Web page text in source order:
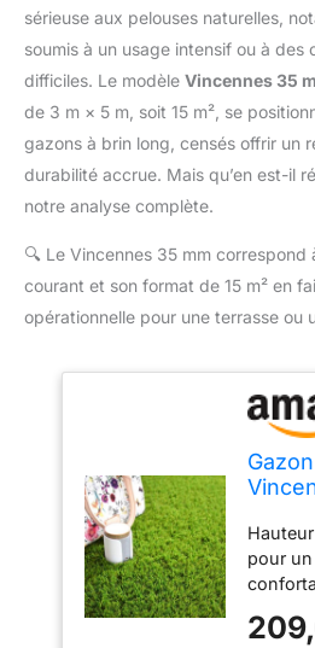
sérieuse aux pelouses naturelles,
soumis à un usage intensif ou à des
difficiles. Le modèle Vincennes 35
de 3 m × 5 m, soit 15 m², se
gazons à brin long, censés offrir un
durabilité accrue. Mais qu’en est-il
notre analyse complète.
🔍 Le Vincennes 35 mm correspond
courant et son format de 15 m² en
opérationnelle pour une terrasse ou
x 5m
pour
chlore :